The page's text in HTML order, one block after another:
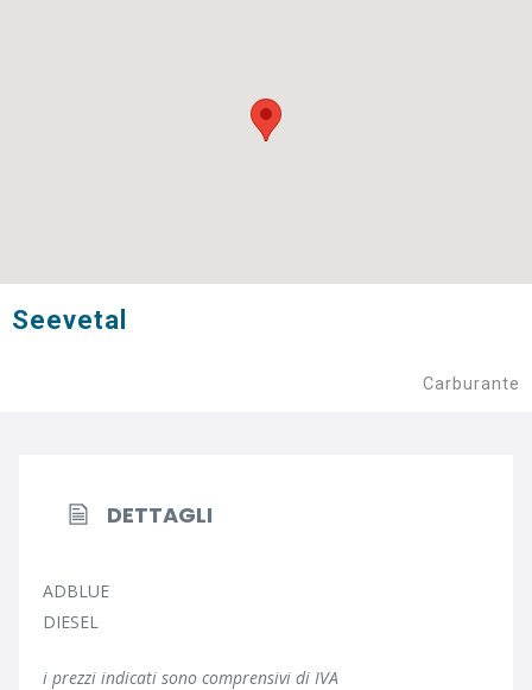
Seevetal
Carburante
DETTAGLI
ADBLUE
DIESEL
i prezzi indicati sono comprensivi di IVA